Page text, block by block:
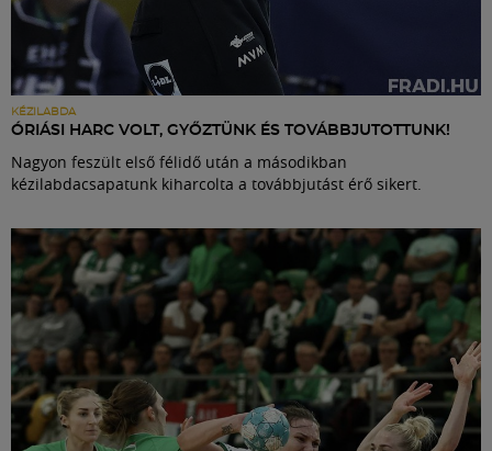
KÉZILABDA
ÓRIÁSI HARC VOLT, GYŐZTÜNK ÉS TOVÁBBJUTOTTUNK!
Nagyon feszült első félidő után a másodikban
kézilabdacsapatunk kiharcolta a továbbjutást érő sikert.
Szolgáltatások
Shop
Közösség
Múzeum
English